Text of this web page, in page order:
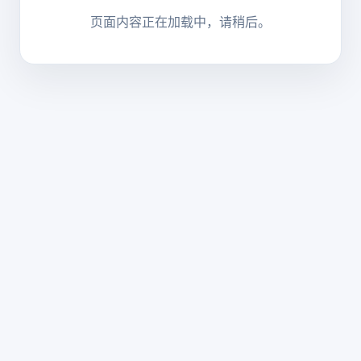
页面内容正在加载中，请稍后。